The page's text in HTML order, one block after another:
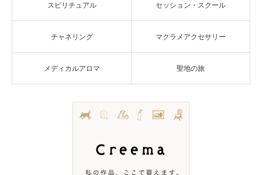
スピリチュアル セッション・スクール
チャネリング マクラメアクセサリー
メディカルアロマ 聖地の旅